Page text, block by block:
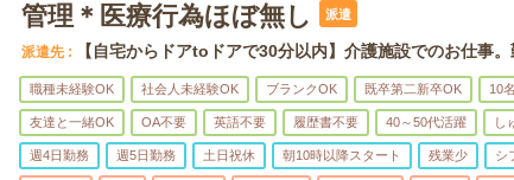
管理＊医療行為ほぼ無し
派遣
派遣先 【自宅からドアtoドアで30分以内】介護施設でのお仕事。
職種未経験OK 社会人未経験OK ブランクOK 既卒第二新卒OK 10
友達と一緒OK OA不要 英語不要 履歴書不要 40～50代活躍 し
週4日勤務 週5日勤務 土日祝休 朝10時以降スタート 残業少 シ